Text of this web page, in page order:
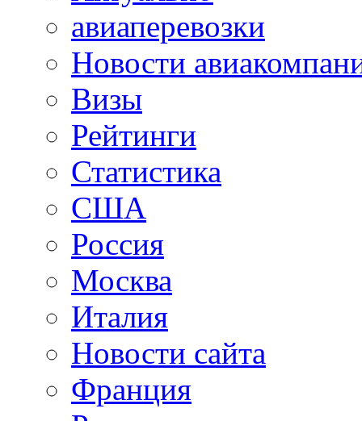
авиаперевозки
Новости
Визы
Рейтинги
Статистика
США
Россия
Москва
Италия
Новости сайта
Франция